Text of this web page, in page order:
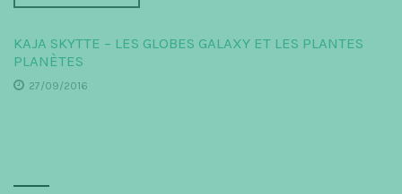
KAJA SKYTTE – LES GLOBES GALAXY ET LES PLANTES
PLANÈTES
27/09/2016